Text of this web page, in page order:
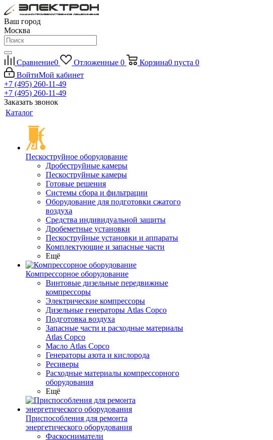
Ваш город
Москва
Сравнение0 Отложенные 0 Корзина0 пуста 0
ВойтиМой кабинет
+7 (495) 260-11-49
+7 (495) 260-11-49
Заказать звонок
Каталог
Пескоструйное оборудование
Дробеструйные камеры
Пескоструйные камеры
Готовые решения
Системы сбора и фильтрации
Оборудование для подготовки сжатого
воздуха
Средства индивидуальной защиты
Дробеметные установки
Пескоструйные установки и аппараты
Комплектующие и запасные части
Ещё
Компрессорное оборудование
Винтовые дизельные передвижные
компрессоры
Электрические компрессоры
Дизельные генераторы Atlas Copco
Подготовка воздуха
Запасные части и расходные материалы
Atlas Copco
Масло Atlas Copco
Генераторы азота и кислорода
Ресиверы
Расходные материалы компрессорного
оборудования
Ещё
Приспособления для ремонта
энергетического оборудования
Фаскосниматели